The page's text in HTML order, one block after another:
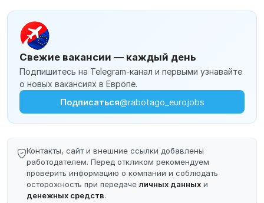
Свежие вакансии — каждый день
Подпишитесь на Telegram-канал и первыми узнавайте
о новых вакансиях в Европе.
Подписаться@rabotago_eurojobs
Контакты, сайт и внешние ссылки добавлены
работодателем. Перед откликом рекомендуем
проверить информацию о компании и соблюдать
осторожность при передачеличных данных и
денежных средств.